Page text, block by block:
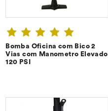
CONFIRA ➔
Bomba Oficina com Bico 2
Vias com Manometro Elevado
120 PSI